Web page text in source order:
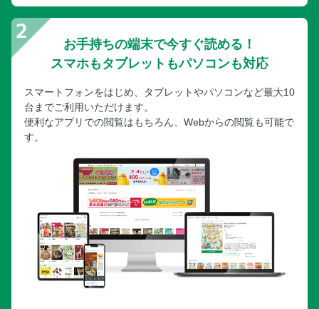
お手持ちの端末で今すぐ読める！
スマホもタブレットもパソコンも対応
スマートフォンをはじめ、タブレットやパソコンなど最大10
台までご利用いただけます。
便利なアプリでの閲覧はもちろん、Webからの閲覧も可能で
す。